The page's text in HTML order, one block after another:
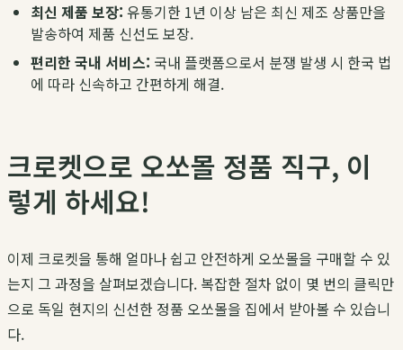
최신 제품 보장: 유통기한 1년 이상 남은 최신 제조 상품만을
발송하여 제품 신선도 보장.
편리한 국내 서비스: 국내 플랫폼으로서 분쟁 발생 시 한국 법
에 따라 신속하고 간편하게 해결.
크로켓으로 오쏘몰 정품 직구, 이
렇게 하세요!
이제 크로켓을 통해 얼마나 쉽고 안전하게 오쏘몰을 구매할 수 있
는지 그 과정을 살펴보겠습니다. 복잡한 절차 없이 몇 번의 클릭만
으로 독일 현지의 신선한 정품 오쏘몰을 집에서 받아볼 수 있습니
다.